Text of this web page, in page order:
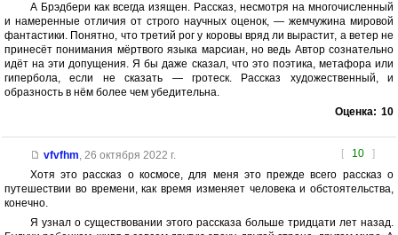
А Брэдбери как всегда изящен. Рассказ, несмотря на многочисленный
и намеренные отличия от строго научных оценок, — жемчужина мировой
фантастики. Понятно, что третий рог у коровы вряд ли вырастит, а ветер не
принесёт понимания мёртвого языка марсиан, но ведь Автор сознательно
идёт на эти допущения. Я бы даже сказал, что это поэтика, метафора или
гипербола, если не сказать — гротеск. Рассказ художественный, и
образность в нём более чем убедительна.
Оценка: 10
[ 10 ]
vfvfhm, 26 октября 2022 г.
Хотя это рассказ о космосе, для меня это прежде всего рассказ о
путешествии во времени, как время изменяет человека и обстоятельства,
конечно.
Я узнал о существовании этого рассказа больше тридцати лет назад.